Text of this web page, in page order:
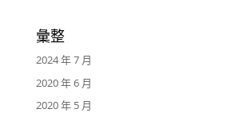
彙整
2024 年 7 月
2020 年 6 月
2020 年 5 月